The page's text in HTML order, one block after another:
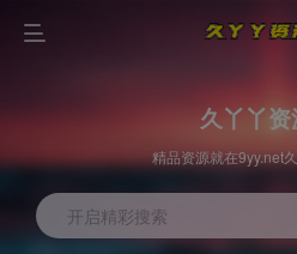
久丫丫
精品资源就在9yy.net
开启精彩搜索